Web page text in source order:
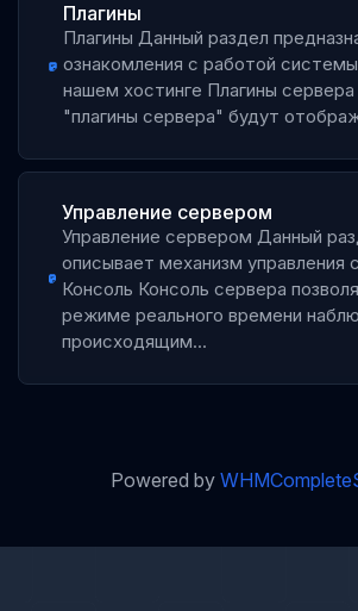
Плагины
Плагины Данный раздел
ознакомления с работой системы
нашем хостинге Плагины
"плагины сервера" будут
Управление сервером
Управление сервером Данный
описывает механизм управления
Консоль Консоль сервера
режиме реального времени
происходящим...
Powered by